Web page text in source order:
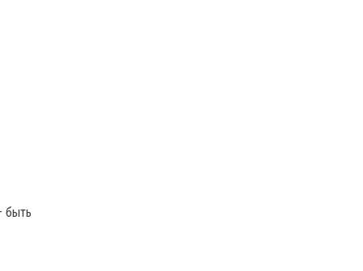
быть